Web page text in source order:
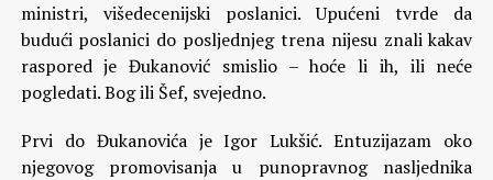
ministri, višedecenijski poslanici. Upućeni tvrde da
budući poslanici do posljednjeg trena nijesu znali kakav
raspored je Đukanović smislio – hoće li ih, ili neće
pogledati. Bog ili Šef, svejedno.
Prvi do Đukanovića je Igor Lukšić. Entuzijazam oko
njegovog promovisanja u punopravnog nasljednika